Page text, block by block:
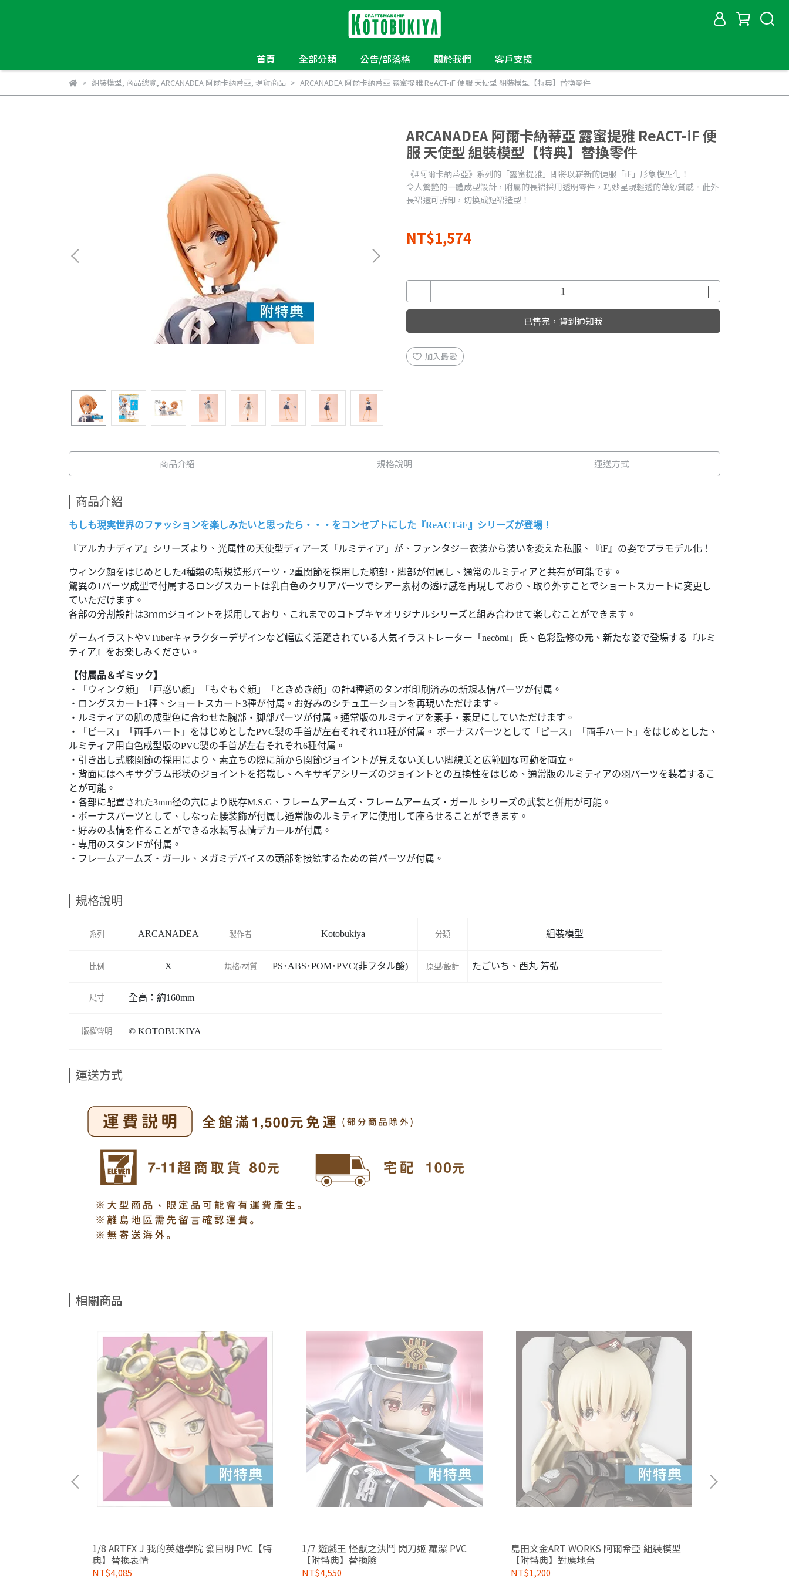
首頁 全部分類 公告/部落格 關於我們 客戶支援
組裝模型, 商品總覽, ARCANADEA 阿爾卡納蒂亞, 現貨商品 ARCANADEA 阿爾卡納蒂亞 露蜜提雅 ReACT-iF 便服 天使型 組裝模型【特典】替換零件
ARCANADEA 阿爾卡納蒂亞 露蜜提雅 ReACT-iF 便
服 天使型 組裝模型【特典】替換零件
《#阿爾卡納蒂亞》系列的「露蜜提雅」即將以嶄新的便服「iF」形象模型化！
令人驚艷的一體成型設計，附屬的長裙採用透明零件，巧妙呈現輕透的薄紗質感。此外
長裙還可拆卸，切換成短裙造型！
NT$1,574
已售完，貨到通知我
加入最愛
商品介紹 規格說明 運送方式
商品介紹
もしも現実世界のファッションを楽しみたいと思ったら・・・をコンセプトにした『ReACT-iF』シリーズが登場！
『アルカナディア』シリーズより、光属性の天使型ディアーズ「ルミティア」が、ファンタジー衣装から装いを変えた私服、『iF』の姿でプラモデル化！
ウィンク顔をはじめとした4種類の新規造形パーツ・2重関節を採用した腕部・脚部が付属し、通常のルミティアと共有が可能です。
驚異の1パーツ成型で付属するロングスカートは乳白色のクリアパーツでシアー素材の透け感を再現しており、取り外すことでショートスカートに変更し
ていただけます。
各部の分割設計は3ｍｍジョイントを採用しており、これまでのコトブキヤオリジナルシリーズと組み合わせて楽しむことができます。
ゲームイラストやVTuberキャラクターデザインなど幅広く活躍されている人気イラストレーター「necömi」氏、色彩監修の元、新たな姿で登場する『ルミ
ティア』をお楽しみください。
【付属品＆ギミック】
・「ウィンク顔」「戸惑い顔」「もぐもぐ顔」「ときめき顔」の計4種類のタンポ印刷済みの新規表情パーツが付属。
・ロングスカート1種、ショートスカート3種が付属。お好みのシチュエーションを再現いただけます。
・ルミティアの肌の成型色に合わせた腕部・脚部パーツが付属。通常版のルミティアを素手・素足にしていただけます。
・「ピース」「両手ハート」をはじめとしたPVC製の手首が左右それぞれ11種が付属。 ボーナスパーツとして「ピース」「両手ハート」をはじめとした、
ルミティア用白色成型版のPVC製の手首が左右それぞれ6種付属。
・引き出し式膝関節の採用により、素立ちの際に前から関節ジョイントが見えない美しい脚線美と広範囲な可動を両立。
・背面にはヘキサグラム形状のジョイントを搭載し、ヘキサギアシリーズのジョイントとの互換性をはじめ、通常版のルミティアの羽パーツを装着するこ
とが可能。
・各部に配置された3mm径の穴により既存M.S.G、フレームアームズ、フレームアームズ・ガール シリーズの武装と併用が可能。
・ボーナスパーツとして、しなった腰装飾が付属し通常版のルミティアに使用して座らせることができます。
・好みの表情を作ることができる水転写表情デカールが付属。
・専用のスタンドが付属。
・フレームアームズ・ガール、メガミデバイスの頭部を接続するための首パーツが付属。
規格說明
系列 ARCANADEA 製作者 Kotobukiya 分類 組裝模型
比例 X 規格/材質 PS･ABS･POM･PVC(非フタル酸) 原型/設計 たごいち、西丸 芳弘
尺寸 全高：約160mm
版權聲明 © KOTOBUKIYA
運送方式
相關商品
1/8 ARTFX J 我的英雄學院 發目明 PVC【特
典】替換表情
NT$4,085
1/7 遊戲王 怪獸之決鬥 閃刀姬 蘿潔 PVC
【附特典】替換臉
NT$4,550
島田文金ART WORKS 阿爾希亞 組裝模型
【附特典】對應地台
NT$1,200